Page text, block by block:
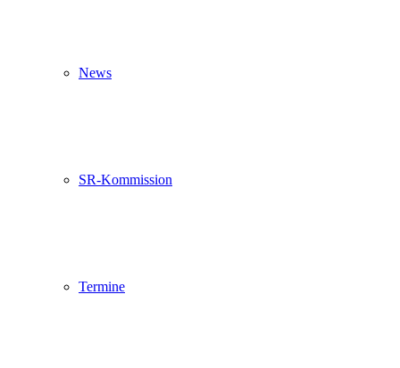
News
SR-Kommission
Termine